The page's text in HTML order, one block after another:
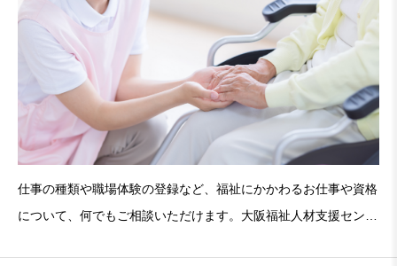
仕事の種類や職場体験の登録など、福祉にかかわるお仕事や資格
について、何でもご相談いただけます。大阪福祉人材支援センタ